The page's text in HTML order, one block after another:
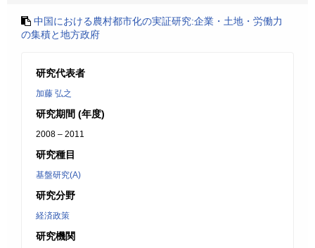
中国における農村都市化の実証研究:企業・土地・労働力
の集積と地方政府
研究代表者
加藤 弘之
研究期間 (年度)
2008 – 2011
研究種目
基盤研究(A)
研究分野
経済政策
研究機関